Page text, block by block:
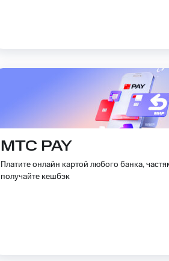
МТС PAY
Платите онлайн картой любого банка,
получайте кешбэк